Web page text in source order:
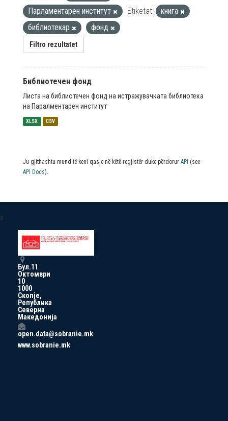
Парламентарен институт
Etiketat:
книга
библиотекар
фонд
Filtro rezultatet
Библиотечен фонд
Листа на библиотечен фонд на истражувачката библиотека
на Паралментарен институт
XLSX CSV
Ju gjithashtu mund të keni qasje në këtë regjistër duke përdorur API (see
API Docs).
a
Бул.11
Октомври
10
1000
Скопје,
Република
Северна
Македонија
open.data@sobranie.mk
www.sobranie.mk